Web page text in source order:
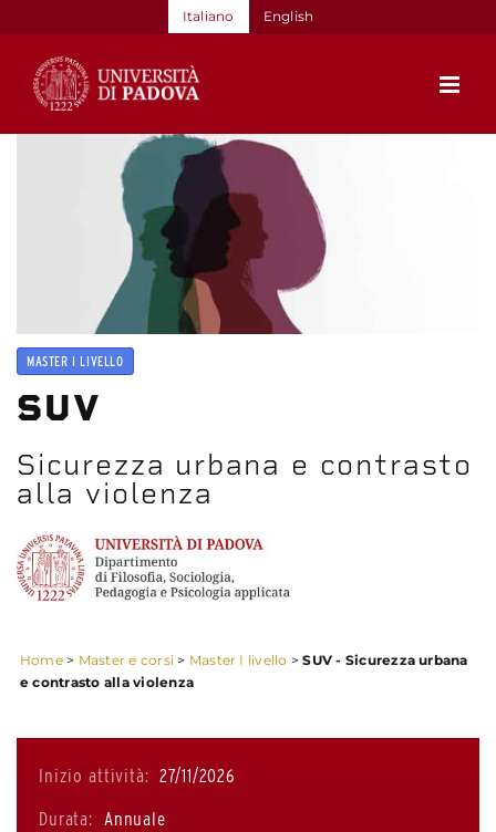
contenuto
Italiano English
MASTER I LIVELLO
SUV
Sicurezza urbana e contrasto
alla violenza
Home> Master e corsi > Master I livello >SUV - Sicurezza urbana
e contrasto alla violenza
Inizio attività: 27/11/2026
Durata: Annuale